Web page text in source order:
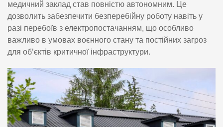
медичний заклад став повністю автономним. Це
дозволить забезпечити безперебійну роботу навіть у
разі перебоїв з електропостачанням, що особливо
важливо в умовах воєнного стану та постійних загроз
для об’єктів критичної інфраструктури.